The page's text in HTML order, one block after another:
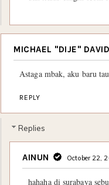
MICHAEL "DIJE" DAVID
Astaga mbak, aku baru
REPLY
Replies
AINUN October 22,
hahaha di surabaya